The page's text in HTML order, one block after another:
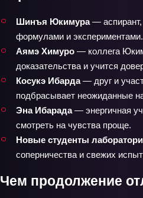
Шинъя Юкимура— аспирант,
формулами и экспериментами.
Аямэ Химуро — коллега
доказательства и учится
Косукэ Ибарда— друг и
подбрасывает неожиданные
Эна Ибарада— энергичная
смотреть на чувства проще.
Новые студенты
соперничества и свежих
Чем продолжение